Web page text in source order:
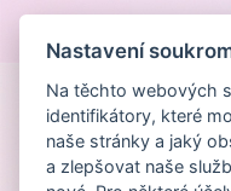
Nastavení
Na těchto webových
identifikátory, které
naše stránky a jaký
a zlepšovat naše